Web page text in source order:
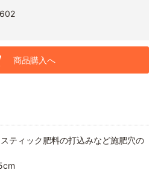
商品購入へ
ティック肥料の打込みなど施肥穴の